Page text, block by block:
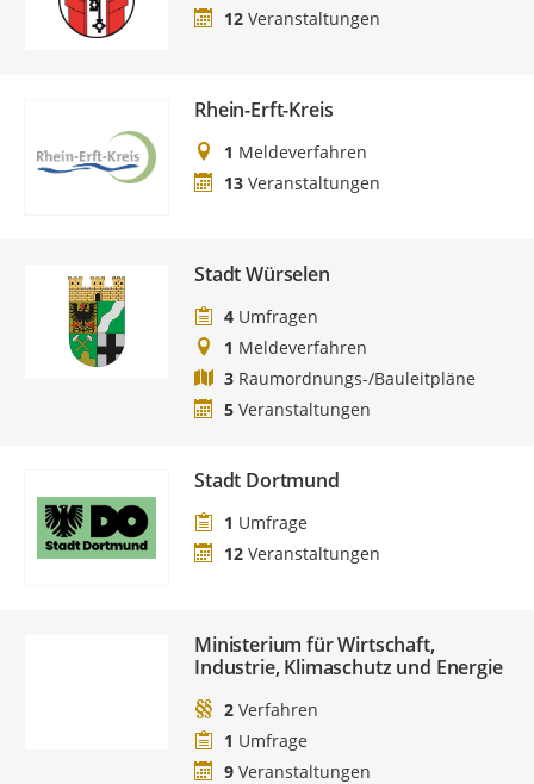
12 Veranstaltungen
Rhein-Erft-Kreis
1 Meldeverfahren
13 Veranstaltungen
Stadt Würselen
4 Umfragen
1 Meldeverfahren
3 Raumordnungs-/Bauleitpläne
5 Veranstaltungen
Stadt Dortmund
1 Umfrage
12 Veranstaltungen
Ministerium für Wirtschaft,
Industrie, Klimaschutz und Energie
2 Verfahren
1 Umfrage
9 Veranstaltungen